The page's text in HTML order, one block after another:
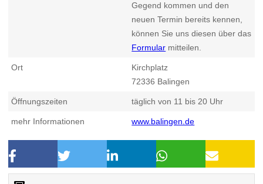
Gegend kommen und den
neuen Termin bereits kennen,
können Sie uns diesen über das
Formular mitteilen.
Ort
Kirchplatz
72336 Balingen
Öffnungszeiten täglich von 11 bis 20 Uhr
mehr Informationen www.balingen.de